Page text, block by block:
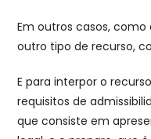
Em outros casos,
outro tipo de recurso,
E para interpor o
requisitos de
que consiste em